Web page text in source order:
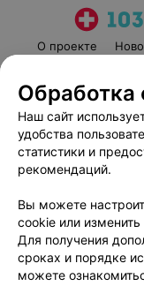
О проекте
Обработка
Наш сайт
удобства
статистики и
рекомендаций.
Вы можете
cookie или
Для получения
сроках и порядке
можете